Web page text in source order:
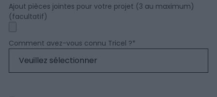
Ajout pièces jointes pour votre projet (3 au maximum)
(facultatif)
Comment avez-vous connu Tricel ?*